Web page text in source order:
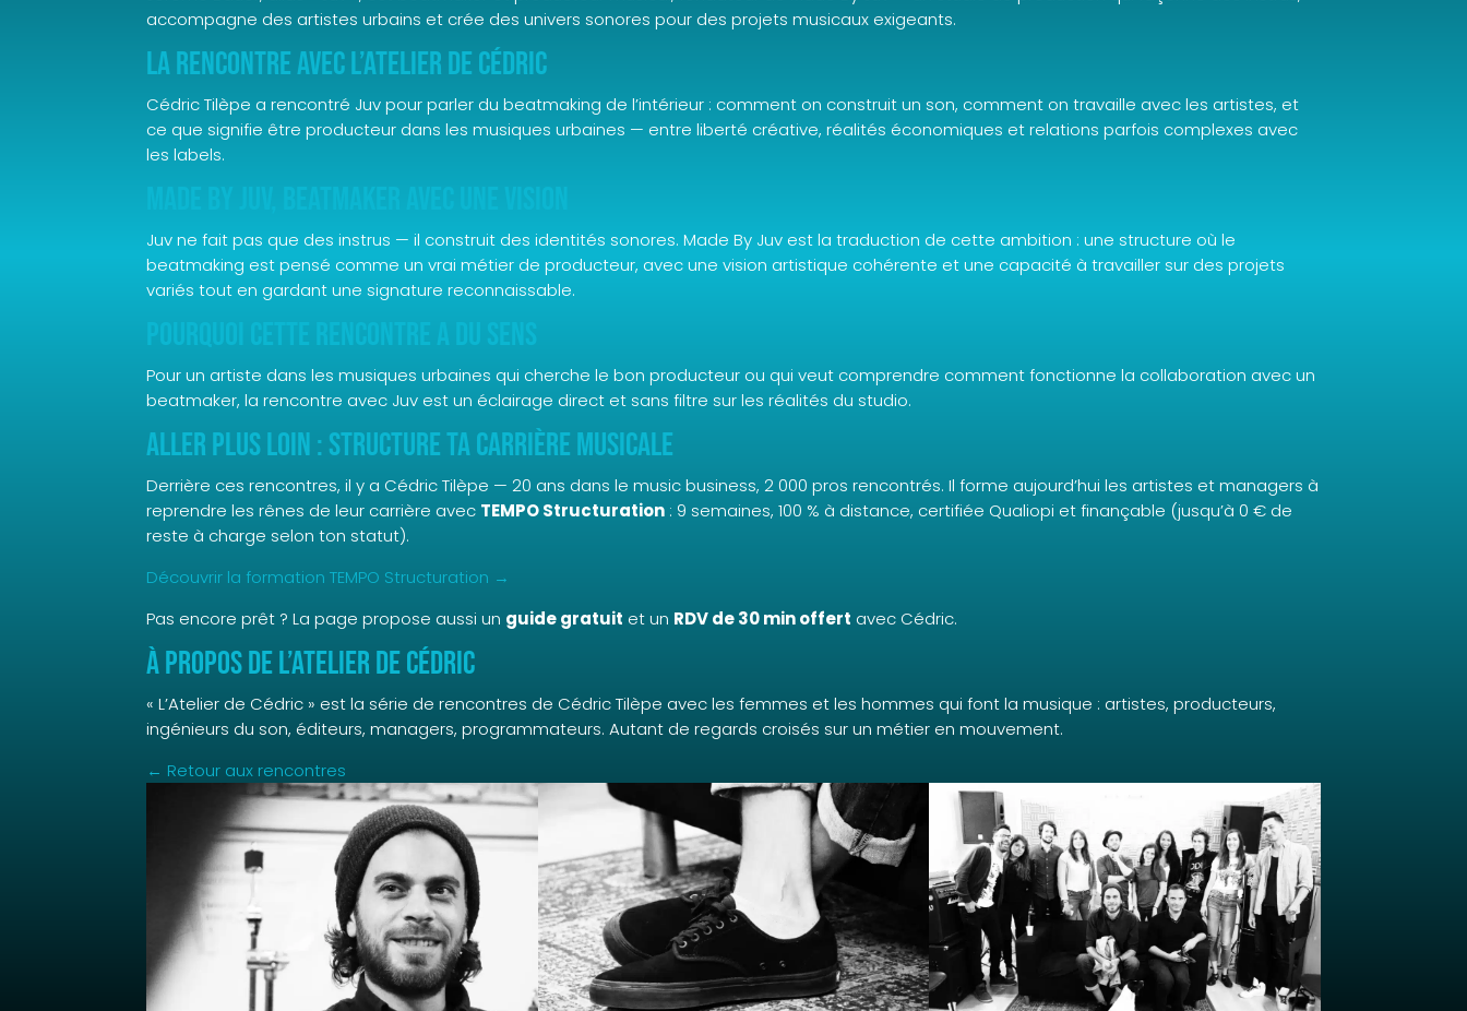
accompagne des artistes urbains et crée des univers sonores pour des projets musicaux exigeants.
La rencontre avec L’Atelier de Cédric
Cédric Tilèpe a rencontré Juv pour parler du beatmaking de l’intérieur : comment on construit un son, comment on travaille avec les artistes, et
ce que signifie être producteur dans les musiques urbaines — entre liberté créative, réalités économiques et relations parfois complexes avec
les labels.
Juv ne fait pas que des instrus — il construit des identités sonores. Made By Juv est la traduction de cette ambition : une structure où le
beatmaking est pensé comme un vrai métier de producteur, avec une vision artistique cohérente et une capacité à travailler sur des projets
variés tout en gardant une signature reconnaissable.
Pour un artiste dans les musiques urbaines qui cherche le bon producteur ou qui veut comprendre comment fonctionne la collaboration avec un
beatmaker, la rencontre avec Juv est un éclairage direct et sans filtre sur les réalités du studio.
Aller plus loin : structure ta carrière musicale
Derrière ces rencontres, il y a Cédric Tilèpe — 20 ans dans le music business, 2 000 pros rencontrés. Il forme aujourd’hui les artistes et managers à
reprendre les rênes de leur carrière avec TEMPO Structuration : 9 semaines, 100 % à distance, certifiée Qualiopi et finançable (jusqu’à 0 € de
reste à charge selon ton statut).
Découvrir la formation TEMPO Structuration →
Pas encore prêt ? La page propose aussi un guide gratuit et un RDV de 30 min offert avec Cédric.
À propos de L’Atelier de Cédric
« L’Atelier de Cédric » est la série de rencontres de Cédric Tilèpe avec les femmes et les hommes qui font la musique : artistes, producteurs,
ingénieurs du son, éditeurs, managers, programmateurs. Autant de regards croisés sur un métier en mouvement.
← Retour aux rencontres